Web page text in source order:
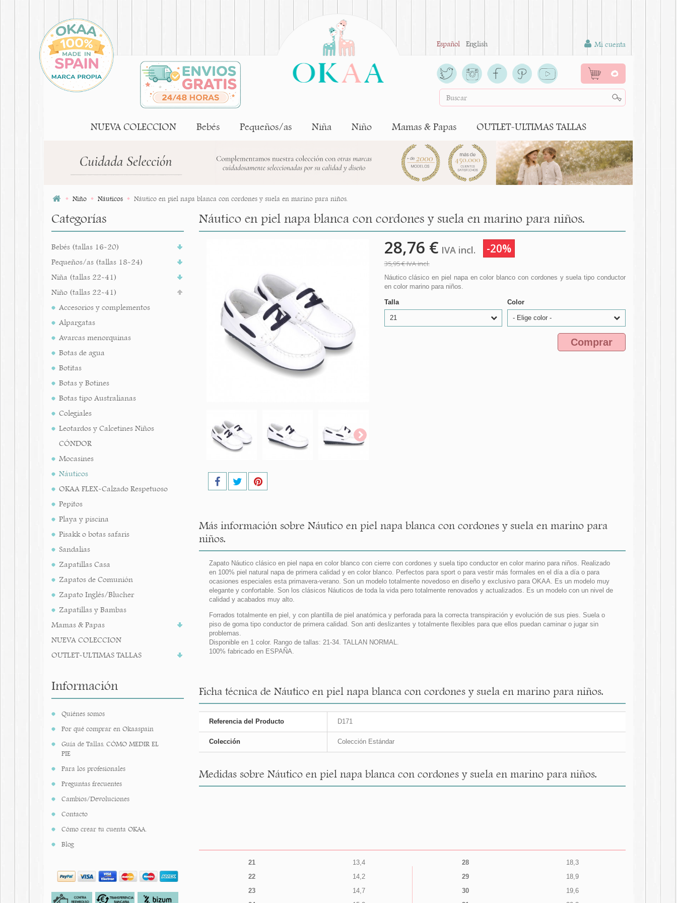
Español English Mi cuenta
0
NUEVA COLECCION Bebés Pequeños/as Niña Niño Mamas & Papas OUTLET-ULTIMAS TALLAS
Niño Náuticos Náutico en piel napa blanca con cordones y suela en marino para niños.
Categorías
Bebés (tallas 16-20)
Pequeños/as (tallas 18-24)
Niña (tallas 22-41)
Niño (tallas 22-41)
Accesorios y complementos
Alpargatas
Avarcas menorquinas
Botas de agua
Botitas
Botas y Botines
Botas tipo Australianas
Colegiales
Leotardos y Calcetines Niños
CÓNDOR
Mocasines
Náuticos
OKAA FLEX-Calzado Respetuoso
Pepitos
Playa y piscina
Pisakk o botas safaris
Sandalias
Zapatillas Casa
Zapatos de Comunión
Zapato Inglés/Blucher
Zapatillas y Bambas
Mamas & Papas
NUEVA COLECCION
OUTLET-ULTIMAS TALLAS
Información
Quiénes somos
Por qué comprar en Okaaspain
Guía de Tallas. CÓMO MEDIR EL
PIE
Para los profesionales
Preguntas frecuentes
Cambios/Devoluciones
Contacto
Cómo crear tu cuenta OKAA.
Blog
Náutico en piel napa blanca con cordones y suela en marino para niños.
28,76 € IVA incl. -20%
35,95 €IVA incl.
Náutico clásico en piel napa en color blanco con cordones y suela tipo conductor
en color marino para niños.
Talla
21
Color
- Elige color -
Comprar
Más información sobre Náutico en piel napa blanca con cordones y suela en marino para
niños.
Zapato Náutico clásico en piel napa en color blanco con cierre con cordones y suela tipo conductor en color marino para niños. Realizado
en 100% piel natural napa de primera calidad y en color blanco. Perfectos para sport o para vestir más formales en el día a día o para
ocasiones especiales esta primavera-verano. Son un modelo totalmente novedoso en diseño y exclusivo para OKAA. Es un modelo muy
elegante y confortable. Son los clásicos Náuticos de toda la vida pero totalmente renovados y actualizados. Es un modelo con un nivel de
calidad y acabados muy alto.
Forrados totalmente en piel, y con plantilla de piel anatómica y perforada para la correcta transpiración y evolución de sus pies. Suela o
piso de goma tipo conductor de primera calidad. Son anti deslizantes y totalmente flexibles para que ellos puedan caminar o jugar sin
problemas.
Disponible en 1 color. Rango de tallas: 21-34. TALLAN NORMAL.
100% fabricado en ESPAÑA.
Ficha técnica de Náutico en piel napa blanca con cordones y suela en marino para niños.
Referencia del Producto D171
Colección Colección Estándar
Medidas sobre Náutico en piel napa blanca con cordones y suela en marino para niños.
21
13,4
22
14,2
23
14,7
28
18,3
29
18,9
30
19,6